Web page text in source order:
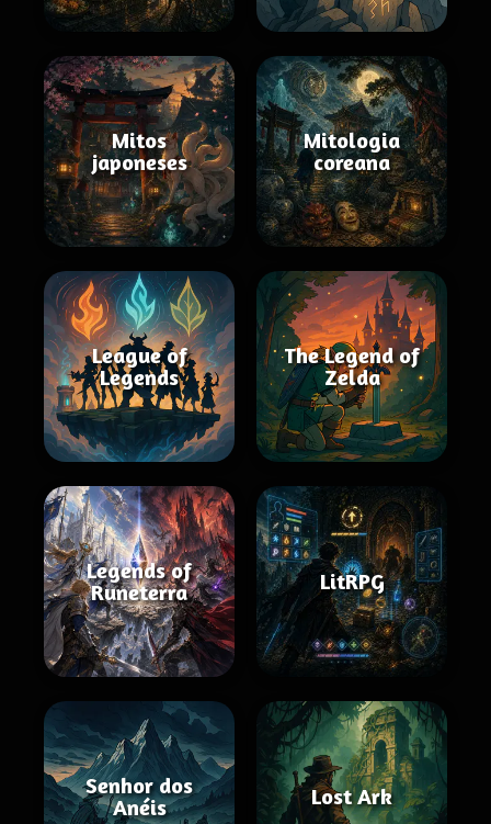
Mitos
japoneses
Mitologia
coreana
League of
Legends
The Legend of
Zelda
Legends of
Runeterra
LitRPG
Senhor dos
Anéis
Lost Ark